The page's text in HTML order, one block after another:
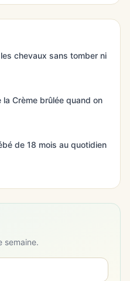
chevaux sans tomber ni
Crème brûlée quand on
de 18 mois au quotidien
semaine.